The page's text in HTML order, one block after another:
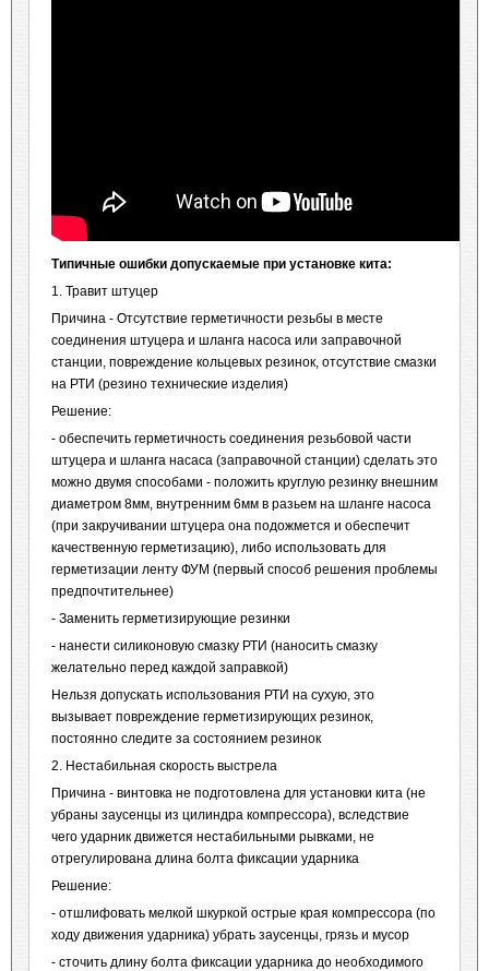
Типичные ошибки допускаемые при установке кита:
1. Травит штуцер
Причина - Отсутствие герметичности резьбы в месте
соединения штуцера и шланга насоса или заправочной
станции, повреждение кольцевых резинок, отсутствие смазки
на РТИ (резино технические изделия)
Решение:
- обеспечить герметичность соединения резьбовой части
штуцера и шланга насаса (заправочной станции) сделать это
можно двумя способами - положить круглую резинку внешним
диаметром 8мм, внутренним 6мм в разьем на шланге насоса
(при закручивании штуцера она подожмется и обеспечит
качественную герметизацию), либо использовать для
герметизации ленту ФУМ (первый способ решения проблемы
предпочтительнее)
- Заменить герметизирующие резинки
- нанести силиконовую смазку РТИ (наносить смазку
желательно перед каждой заправкой)
Нельзя допускать использования РТИ на сухую, это
вызывает повреждение герметизирующих резинок,
постоянно следите за состоянием резинок
2. Нестабильная скорость выстрела
Причина - винтовка не подготовлена для установки кита (не
убраны заусенцы из цилиндра компрессора), вследствие
чего ударник движется нестабильными рывками, не
отрегулирована длина болта фиксации ударника
Решение:
- отшлифовать мелкой шкуркой острые края компрессора (по
ходу движения ударника) убрать заусенцы, грязь и мусор
- сточить длину болта фиксации ударника до необходимого